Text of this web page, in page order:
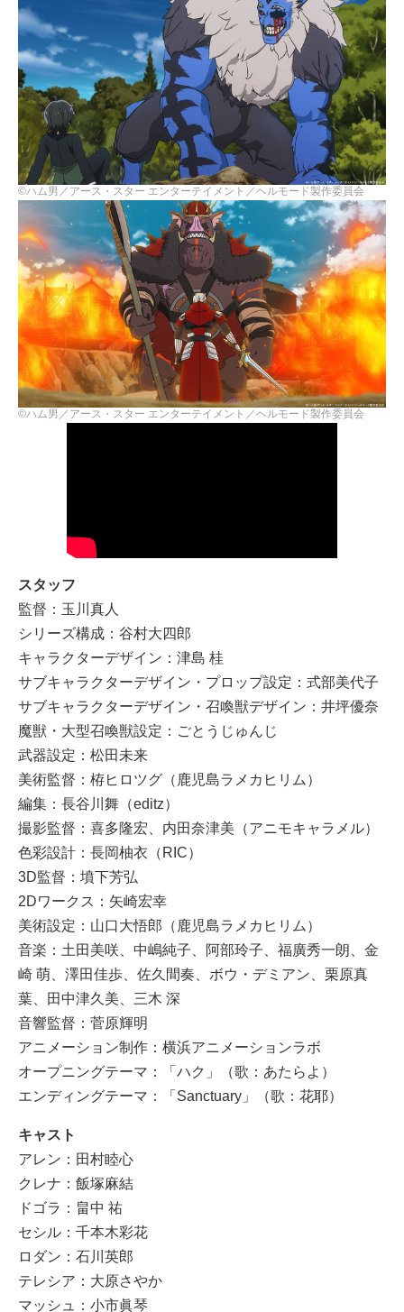
©ハム男／アース・スター エンターテイメント／ヘルモード製作委員会
©ハム男／アース・スター エンターテイメント／ヘルモード製作委員会
スタッフ
監督：玉川真人
シリーズ構成：谷村大四郎
キャラクターデザイン：津島 桂
サブキャラクターデザイン・プロップ設定：式部美代子
サブキャラクターデザイン・召喚獣デザイン：井坪優奈
魔獣・大型召喚獣設定：ごとうじゅんじ
武器設定：松田未来
美術監督：栫ヒロツグ（鹿児島ラメカヒリム）
編集：長谷川舞（editz）
撮影監督：喜多隆宏、内田奈津美（アニモキャラメル）
色彩設計：長岡柚衣（RIC）
3D監督：墳下芳弘
2Dワークス：矢崎宏幸
美術設定：山口大悟郎（鹿児島ラメカヒリム）
音楽：土田美咲、中嶋純子、阿部玲子、福廣秀一朗、金
崎 萌、澤田佳歩、佐久間奏、ボウ・デミアン、栗原真
葉、田中津久美、三木 深
音響監督：菅原輝明
アニメーション制作：横浜アニメーションラボ
オープニングテーマ：「ハク」（歌：あたらよ）
エンディングテーマ：「Sanctuary」（歌：花耶）
キャスト
アレン：田村睦心
クレナ：飯塚麻結
ドゴラ：畠中 祐
セシル：千本木彩花
ロダン：石川英郎
テレシア：大原さやか
マッシュ：小市眞琴